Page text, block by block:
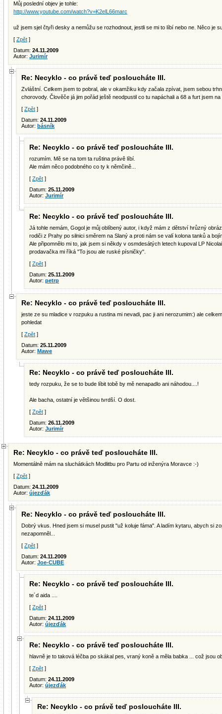
Můj poslední objev je tohle:
http://www.youtube.com/watch?v=K2elL66marc
už jsem sjel čtyři desky a nemůžu se rozhodnout, jestli se mi to líbí nebo ne. Něco je
[ Zpět ]
Datum: 24.11.2009
Autor: Jurimír
Re: Necyklo - co právě teď posloucháte III.
Zvláštní. Celkem jsem to pobral, ale v okamžiku kdy začala zpívat, jsem sebou
chorovody. Člověče já jim pořád ještě neodpustil co tu napáchali a 68 a furt jsem
[ Zpět ]
Datum: 24.11.2009
Autor: básník
Re: Necyklo - co právě teď posloucháte III.
rozumím. Mě se na tom ta ruština právě líbí.
Ale mám něco podobného co ty k němčině...
[ Zpět ]
Datum: 25.11.2009
Autor: Jurimír
Re: Necyklo - co právě teď posloucháte III.
Já tohle nemám, Gogol je můj oblíbený autor, i když mám z dětství hrůzný
rodiči z Prahy po silnici směrem na Slaný a proti nám se valí kolona tanků a
Ale připomnělo mi to, jak jsem si někdy v osmdesátých letech kupoval LP
prodavačka mi říká "To jsou ale ruské písničky".
[ Zpět ]
Datum: 25.11.2009
Autor: petrp
Re: Necyklo - co právě teď posloucháte III.
jeste ze su mladice v rozpuku a rustina mi nevadi, pac ji ani nerozumim:) ale
pohledat
[ Zpět ]
Datum: 25.11.2009
Autor: Mawe
Re: Necyklo - co právě teď posloucháte III.
tedy rozpuku, že se to bude líbit tobě by mě nenapadlo ani náhodou....!
Ale bacha, ostatní je většinou tvrdší. O dost.
[ Zpět ]
Datum: 26.11.2009
Autor: Jurimír
Re: Necyklo - co právě teď posloucháte III.
Momentálně mám na sluchátkách Modlitbu pro Partu od inženýra Moravce :-)
[ Zpět ]
Datum: 24.11.2009
Autor: újezďák
Re: Necyklo - co právě teď posloucháte III.
Dobrý vkus. Hned jsem si musel pustit "už koluje fáma". A ladím kytaru, abych si
nezapomněl...
[ Zpět ]
Datum: 24.11.2009
Autor: Joe-CUBE
Re: Necyklo - co právě teď posloucháte III.
te´d aida ....
[ Zpět ]
Datum: 24.11.2009
Autor: újezďák
Re: Necyklo - co právě teď posloucháte III.
hlavně je to taková léčba po skákal pes, vraný koně a měla babka ... což jsou
[ Zpět ]
Datum: 24.11.2009
Autor: újezďák
Re: Necyklo - co právě teď posloucháte III.